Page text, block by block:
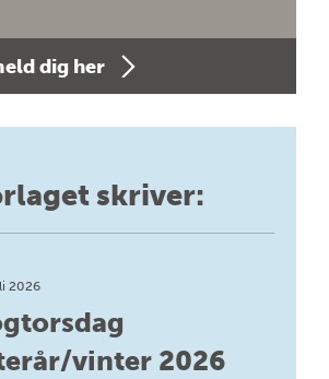
dig her
skriver:
2026
vinter 2026